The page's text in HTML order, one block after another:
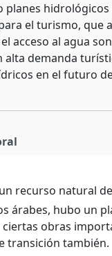
el turismo, que
acceso al agua
demanda
en el futuro
recurso natural
árabes, hubo un
obras
transición también.